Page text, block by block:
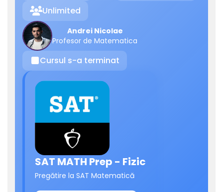
SAT MATH Prep - Fizic
Pregătire la SAT Matematică
Unlimited
Andrei Nicolae
Profesor de Matematica
⏹Cursul s-a terminat